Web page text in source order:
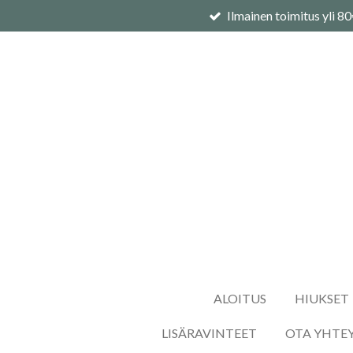
pääsisältöön
Ilmainen toimitus yli
ALOITUS HIUKSET
LISÄRAVINTEET OTA